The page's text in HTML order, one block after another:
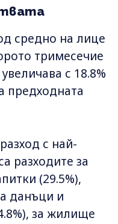
средно на лице
тримесечие
с 18.8%
предходната
с най-
разходите за
(29.5%),
данъци и
за жилище